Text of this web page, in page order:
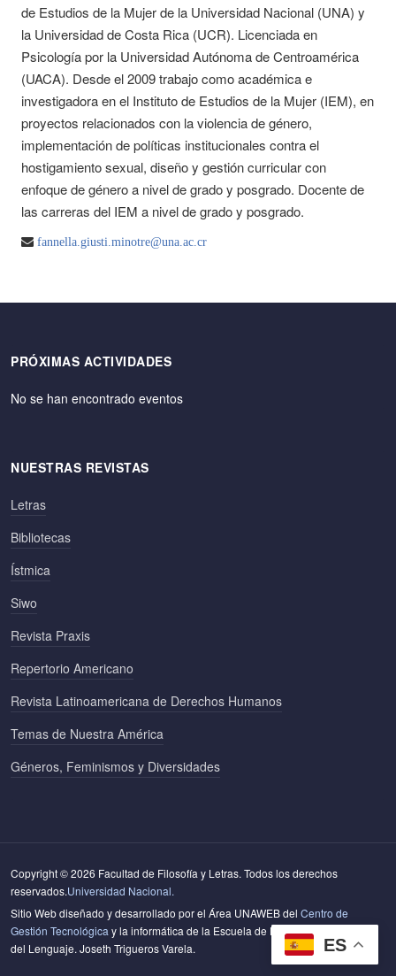
ES
de Estudios de la Mujer de la Universidad Nacional (UNA) y
la Universidad de Costa Rica (UCR). Licenciada en
Psicología por la Universidad Autónoma de Centroamérica
(UACA). Desde el 2009 trabajo como académica e
investigadora en el Instituto de Estudios de la Mujer (IEM), en
proyectos relacionados con la violencia de género,
implementación de políticas institucionales contra el
hostigamiento sexual, diseño y gestión curricular con
enfoque de género a nivel de grado y posgrado. Docente de
las carreras del IEM a nivel de grado y posgrado.
fannella.giusti.minotre@una.ac.cr
PRÓXIMAS ACTIVIDADES
No se han encontrado eventos
NUESTRAS REVISTAS
Letras
Bibliotecas
Ístmica
Siwo
Revista Praxis
Repertorio Americano
Revista Latinoamericana de Derechos Humanos
Temas de Nuestra América
Géneros, Feminismos y Diversidades
Copyright © 2026 Facultad de Filosofía y Letras. Todos los derechos
reservados.Universidad Nacional.
Sitio Web diseñado y desarrollado por el Área UNAWEB del Centro de
Gestión Tecnológica y la informática de la Escuela de Literatura y Ciencias
del Lenguaje. Joseth Trigueros Varela.